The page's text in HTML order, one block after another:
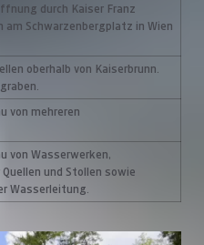
durch Kaiser Franz
am Schwarzenbergplatz in Wien
oberhalb von Kaiserbrunn.
von mehreren
von Wasserwerken,
und Stollen sowie
Wasserleitung.